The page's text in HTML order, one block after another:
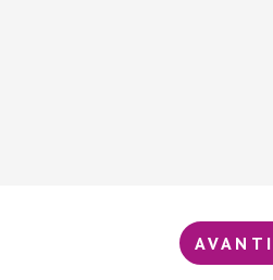
AVANTI